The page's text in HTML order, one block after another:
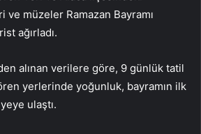
ve müzeler Ramazan Bayramı
ağırladı.
alınan verilere göre, 9 günlük tatil
yerlerinde yoğunluk, bayramın ilk
ulaştı.